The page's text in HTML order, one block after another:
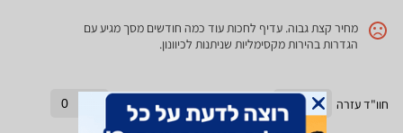
מחיר קצת גבוה. עדיף לחכות עוד כמה חודשים מסך מגיע עם
הגדרות בהירות מקסימליות שניתנות לכיוונון.
חוו"ד עזרה חוו"ד לא עזרה 0